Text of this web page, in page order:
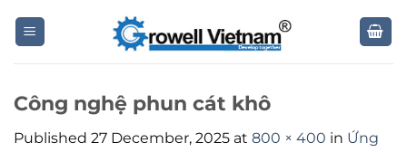
Công nghệ phun cát khô
Published 27 December, 2025 at 800 × 400 in Ứng